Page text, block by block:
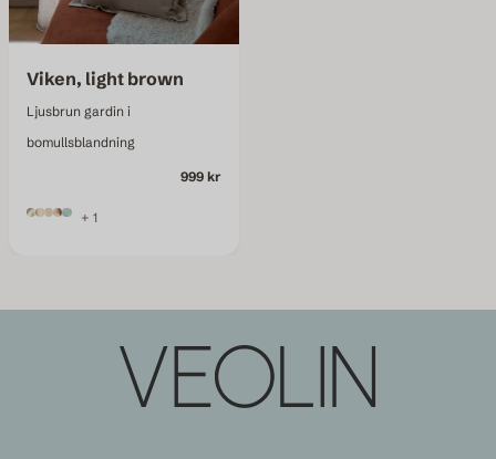
Viken, light brown
Ljusbrun gardin i
bomullsblandning
999 kr
+ 1